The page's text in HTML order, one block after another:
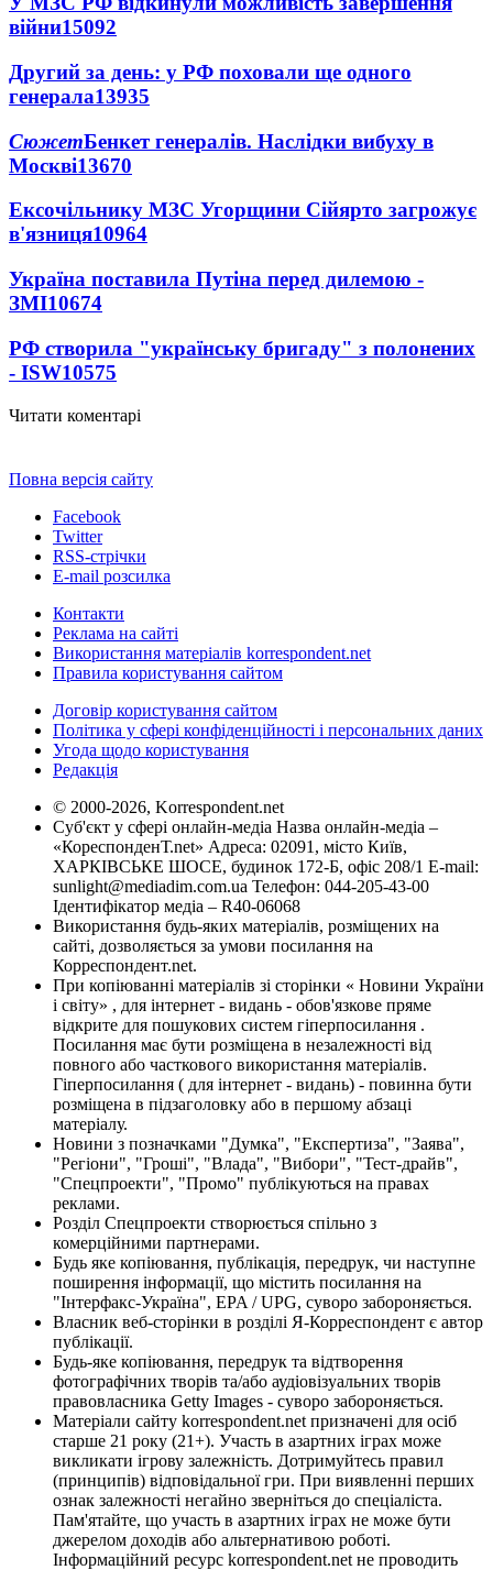
війни15092
Другий за день: у РФ поховали ще одного
генерала13935
СюжетБенкет генералів. Наслідки вибуху в
Москві13670
Ексочільнику МЗС Угорщини Сійярто загрожує
в'язниця10964
Україна поставила Путіна перед дилемою -
ЗМІ10674
РФ створила "українську бригаду" з полонених
- ISW10575
Читати коментарі
Повна версія сайту
Facebook
Twitter
RSS-стрічки
E-mail розсилка
Контакти
Реклама на сайті
Використання матеріалів korrespondent.net
Правила користування сайтом
Договір користування сайтом
Політика у сфері конфіденційності і персональних даних
Угода щодо користування
Редакція
© 2000-2026, Korrespondent.net
Суб'єкт у сфері онлайн-медіа Назва онлайн-медіа –
«КореспонденТ.net» Адреса: 02091, місто Київ,
ХАРКІВСЬКЕ ШОСЕ, будинок 172-Б, офіс 208/1 E-mail:
sunlight@mediadim.com.ua Телефон: 044-205-43-00
Ідентифікатор медіа – R40-06068
Використання будь-яких матеріалів, розміщених на
сайті, дозволяється за умови посилання на
Корреспондент.net.
При копіюванні матеріалів зі сторінки « Новини України
і світу» , для інтернет - видань - обов'язкове пряме
відкрите для пошукових систем гіперпосилання .
Посилання має бути розміщена в незалежності від
повного або часткового використання матеріалів.
Гіперпосилання ( для інтернет - видань) - повинна бути
розміщена в підзаголовку або в першому абзаці
матеріалу.
Новини з позначками "Думка", "Експертиза", "Заява",
"Регіони", "Гроші", "Влада", "Вибори", "Тест-драйв",
"Спецпроекти", "Промо" публікуються на правах
реклами.
Розділ Спецпроекти створюється спільно з
комерційними партнерами.
Будь яке копіювання, публікація, передрук, чи наступне
поширення інформації, що містить посилання на
"Інтерфакс-Україна", EPA / UPG, суворо забороняється.
Власник веб-сторінки в розділі Я-Корреспондент є автор
публікації.
Будь-яке копіювання, передрук та відтворення
фотографічних творів та/або аудіовізуальних творів
правовласника Getty Images - суворо забороняється.
Матеріали сайту korrespondent.net призначені для осіб
старше 21 року (21+). Участь в азартних іграх може
викликати ігрову залежність. Дотримуйтесь правил
(принципів) відповідальної гри. При виявленні перших
ознак залежності негайно зверніться до спеціаліста.
Пам'ятайте, що участь в азартних іграх не може бути
джерелом доходів або альтернативою роботі.
Інформаційний ресурс korrespondent.net не проводить